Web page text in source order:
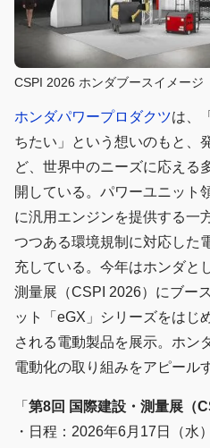
CSPI 2026 ホンダブースイメージ
ホンダパワープロダクツは、
ちたい」という想いのもと、
ど、世界中のニーズに応える
開している。パワーユニット
に汎用エンジンを提供する一
つつある環境規制に対応した
充している。今年はホンダと
測量展（CSPI 2026）にブー
ット「eGX」シリーズをはじ
される電動製品を展示。ホン
電動化の取り組みをアピール
「 第8回 国際建設・測量展（
・日程：2026年6月17日（水